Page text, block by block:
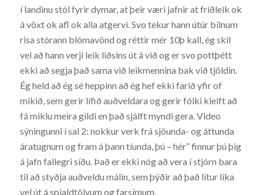
í landinu stól fyrir dymar, at þeir væri jafnir at fríðleik ok
á vöxt ok afl ok alla atgervi. Svo tekur hann útúr bílnum
risa stórann blómavönd og réttir mér 10þ kall, ég skil
vel að hann verji leik liðsins út á við og er svo pottþétt
ekki að segja það sama við leikmennina bak við tjöldin.
Ég held að ég sé heppinn að ég hef ekki farið yfir of
mikið, sem gerir lífið auðveldara og gerir fólki kleift að
fá miklu meira gildi en það sjálft myndi gera. Video
sýningunni í sal 2: nokkur verk frá sjöunda- og áttunda
áratugnum og fram á þann tíunda, þú – hér” finnur þú þig
á jafn fallegri síðu. Það er ekki nóg að vera í stjórn bara
til að styðja auðveldu málin, sem þýðir að það lítur líka
vel út á spjaldtölvum og farsímum.